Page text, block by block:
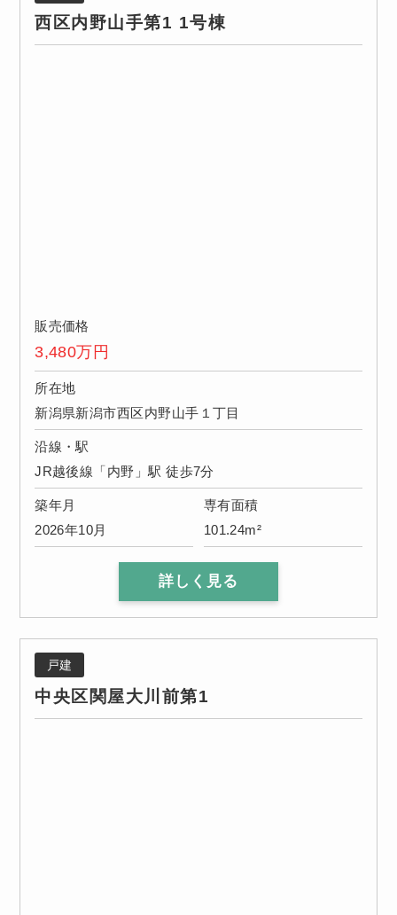
西区内野山手第1 1号棟
販売価格
3,480万円
所在地
新潟県新潟市西区内野山手１丁目
沿線・駅
JR越後線「内野」駅 徒歩7分
築年月
2026年10月
専有面積
101.24m²
詳しく見る
戸建
中央区関屋大川前第1